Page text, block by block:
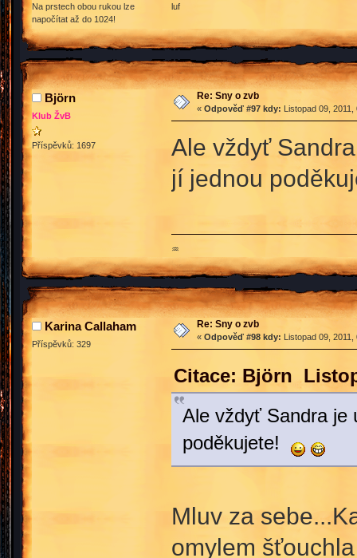
Na prstech obou rukou lze
napočítat až do 1024!
luf
Björn
Klub ŽvB
Příspěvků: 1697
Re: Sny o zvb
« Odpověď #97 kdy: Listopad 09,
Ale vždyť
jí jednou
♒
Karina Callaham
Příspěvků: 329
Re: Sny o zvb
« Odpověď #98 kdy: Listopad 09,
Citace: Björn
Ale vždyť Sandra je
poděkujete!
Mluv za
omylem